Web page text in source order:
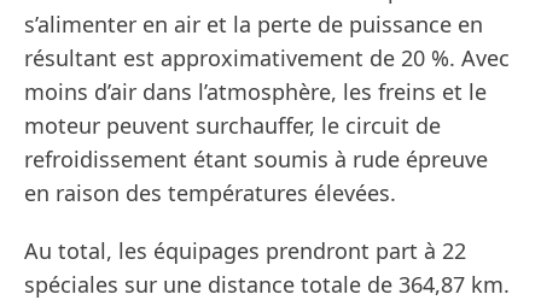
s’alimenter en air et la perte de puissance en
résultant est approximativement de 20 %. Avec
moins d’air dans l’atmosphère, les freins et le
moteur peuvent surchauffer, le circuit de
refroidissement étant soumis à rude épreuve
en raison des températures élevées.
Au total, les équipages prendront part à 22
spéciales sur une distance totale de 364,87 km.